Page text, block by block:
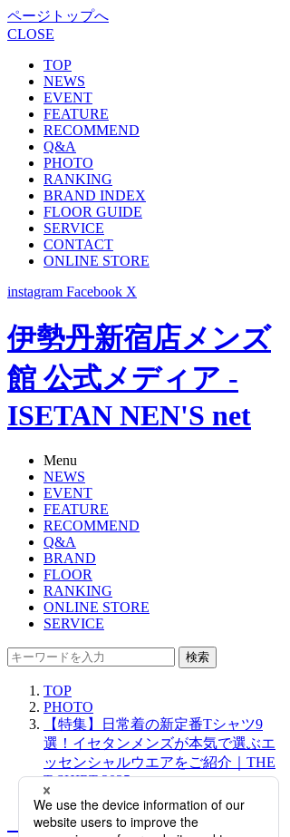
ページトップへ
CLOSE
TOP
NEWS
EVENT
FEATURE
RECOMMEND
Q&A
PHOTO
RANKING
BRAND INDEX
FLOOR GUIDE
SERVICE
CONTACT
ONLINE STORE
instagram Facebook X
伊勢丹新宿店メンズ
館 公式メディア -
ISETAN NEN'S net
Menu
NEWS
EVENT
FEATURE
RECOMMEND
Q&A
BRAND
FLOOR
RANKING
ONLINE STORE
SERVICE
検索
TOP
PHOTO
【特集】日常着の新定番Tシャツ9
選！イセタンメンズが本気で選ぶエ
ッセンシャルウエアをご紹介｜THE
T-SHIRT 2025
【特集】日常着の新定番T